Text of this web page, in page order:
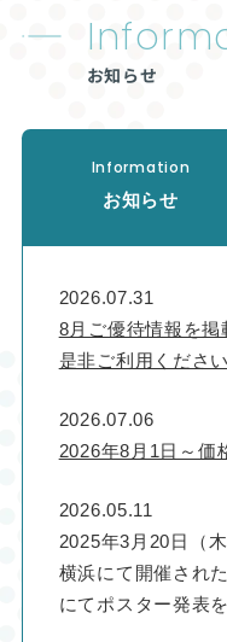
お知らせ
Information
お知らせ
2026.07.31
8月ご優待情報を
是非ご利用ください
2026.07.06
2026年8月1日～価
2026.05.11
2025年3月20日（
横浜にて開催され
にてポスター発表